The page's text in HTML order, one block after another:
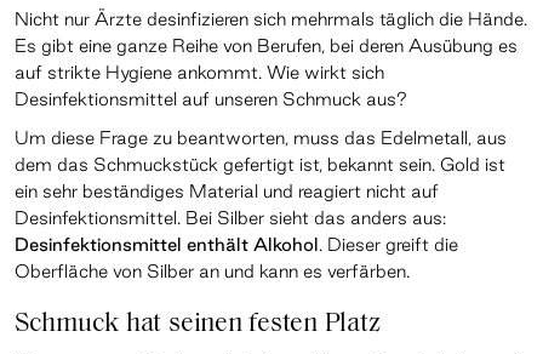
Nicht nur Ärzte desinfizieren sich mehrmals täglich die Hände.
Es gibt eine ganze Reihe von Berufen, bei deren Ausübung es
auf strikte Hygiene ankommt. Wie wirkt sich
Desinfektionsmittel auf unseren Schmuck aus?
Um diese Frage zu beantworten, muss das Edelmetall, aus
dem das Schmuckstück gefertigt ist, bekannt sein. Gold ist
ein sehr beständiges Material und reagiert nicht auf
Desinfektionsmittel. Bei Silber sieht das anders aus:
Desinfektionsmittel enthält Alkohol. Dieser greift die
Oberfläche von Silber an und kann es verfärben.
Schmuck hat seinen festen Platz